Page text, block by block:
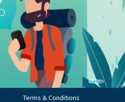
Terms & Conditions